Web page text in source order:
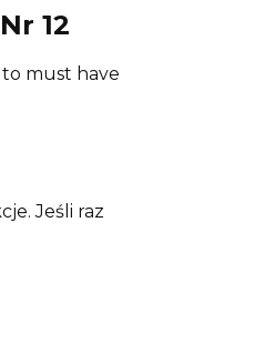
12
must have
Jeśli raz